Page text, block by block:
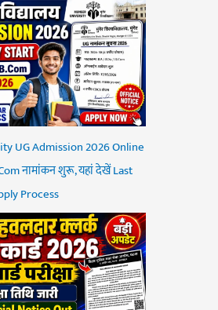
UG Admission 2026 Online
नामांकन शुरू, यहां देखें Last
Process